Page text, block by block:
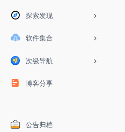
探索发现
软件集合
次级导航
博客分享
公告归档